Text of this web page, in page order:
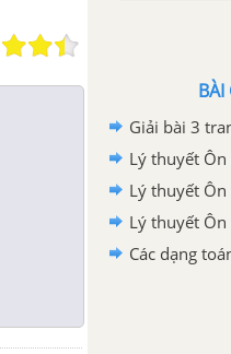
BÀI
Các dạng